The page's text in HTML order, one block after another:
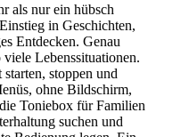
als nur ein hübsch
in Geschichten,
Entdecken. Genau
Lebenssituationen.
stoppen und
ohne Bildschirm,
Toniebox für Familien
suchen und